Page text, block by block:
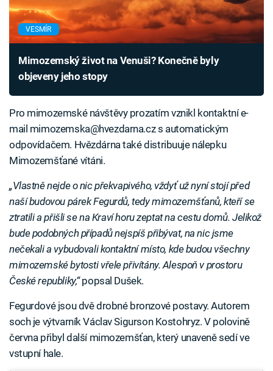
VESMÍR
Mimozemský život na Venuši? Konečně byly
objeveny jeho stopy
Pro mimozemské návštěvy prozatím vznikl kontaktní e-
mail mimozemska@hvezdarna.cz s automatickým
odpovídačem. Hvězdárna také distribuuje nálepku
Mimozemšťané vítáni.
„Vlastně nejde o nic překvapivého, vždyť už nyní stojí před
naší budovou párek Fegurdů, tedy mimozemšťanů, kteří se
ztratili a přišli se na Kraví horu zeptat na cestu domů. Jelikož
bude podobných případů nejspíš přibývat, na nic jsme
nečekali a vybudovali kontaktní místo, kde budou všechny
mimozemské bytosti vřele přivítány. Alespoň v prostoru
České republiky,“popsal Dušek.
Fegurdové jsou dvě drobné bronzové postavy. Autorem
soch je výtvarník Václav Sigurson Kostohryz. V polovině
června přibyl další mimozemšťan, který unaveně sedí ve
vstupní hale.